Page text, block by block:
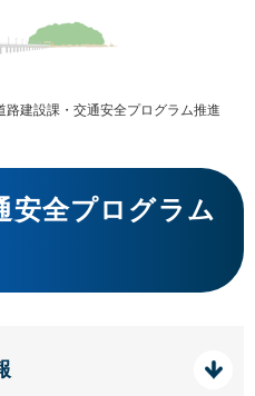
路建設課・交通安全プログラム推進
安全プログラム